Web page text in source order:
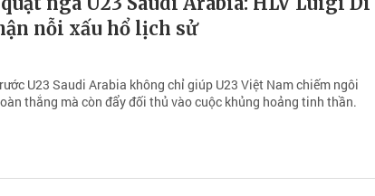
nỗi xấu hổ lịch sử
U23 Saudi Arabia không chỉ giúp U23 Việt Nam chiếm ngôi
thắng mà còn đẩy đối thủ vào cuộc khủng hoảng tinh thần.